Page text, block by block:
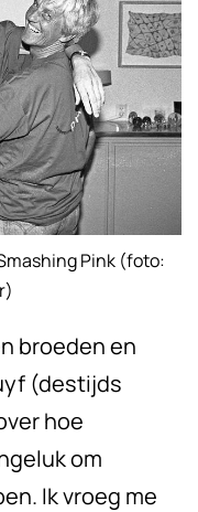
Pink (foto:
broeden en
(destijds
hoe
om
Ik vroeg me